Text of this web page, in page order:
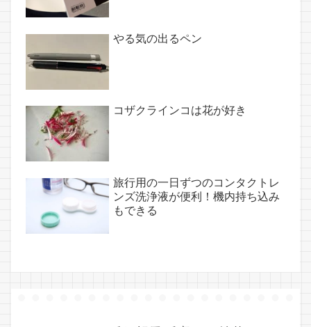
やる気の出るペン
コザクラインコは花が好き
旅行用の一日ずつのコンタクトレ
ンズ洗浄液が便利！機内持ち込み
もできる